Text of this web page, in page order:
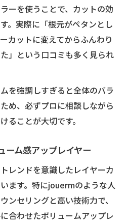
ーを使うことで、カットの効
。実際に「根元がペタンとし
カットに変えてからふんわり
」という口コミも多く見られ
を強調しすぎると全体のバラ
め、必ずプロに相談しながら
ることが大切です。
ーム感アップレイヤー
レンドを意識したレイヤーカ
ます。特にjouermのような人
ンセリングと高い技術力で、
合わせたボリュームアップレ